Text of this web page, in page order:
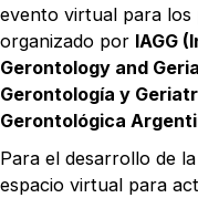
evento virtual para los
organizado por IAGG
Gerontology and
Gerontología y
Gerontológica
Para el desarrollo de
espacio virtual para